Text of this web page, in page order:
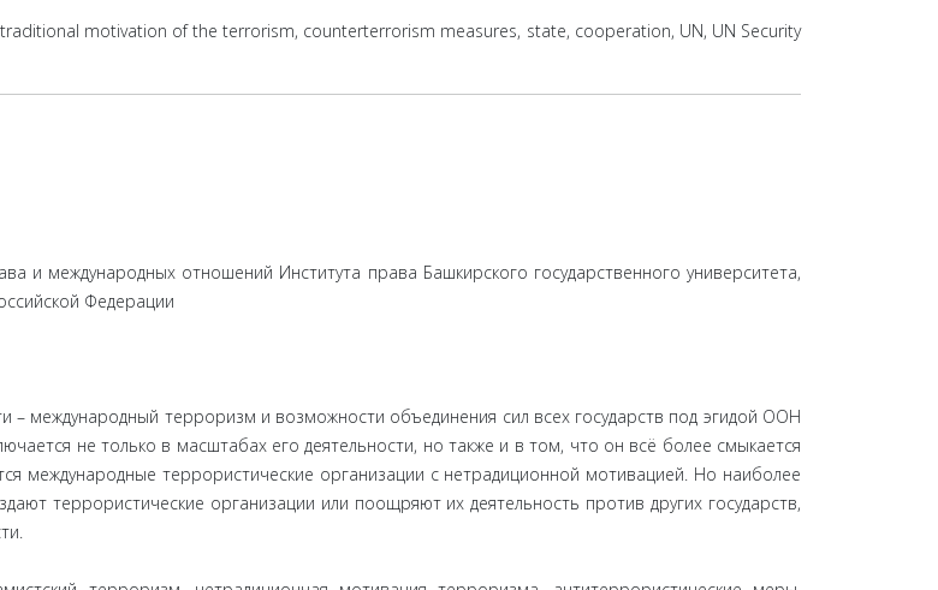
motivation of the terrorism, counterterrorism measures, state, cooperation, UN, UN Security
и международных отношений Института права Башкирского государственного университета,
Федерации
– международный терроризм и возможности объединения сил всех государств под эгидой ООН
не только в масштабах его деятельности, но также и в том, что он всё более смыкается
международные террористические организации с нетрадиционной мотивацией. Но наиболее
террористические организации или поощряют их деятельность против других государств,